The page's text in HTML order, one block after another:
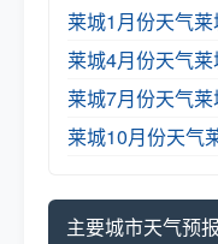
莱城1月份天气
莱城4月份天气
莱城7月份天气
莱城10月份天气
主要城市天气预